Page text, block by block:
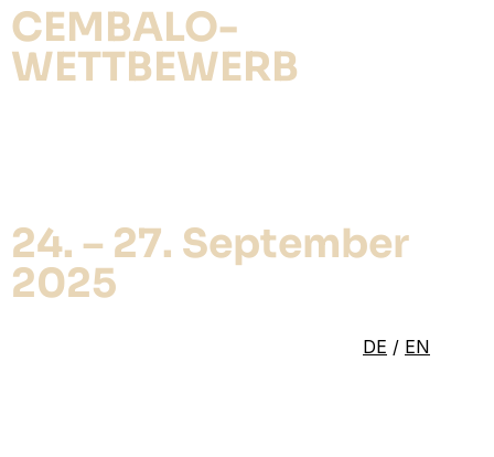
CEMBALO-
WETTBEWERB
24. – 27. September
2025
DE / EN